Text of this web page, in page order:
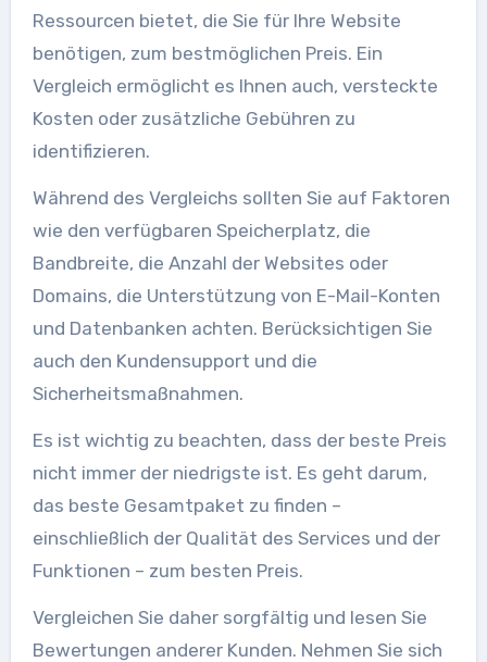
Ressourcen bietet, die Sie für Ihre Website
benötigen, zum bestmöglichen Preis. Ein
Vergleich ermöglicht es Ihnen auch, versteckte
Kosten oder zusätzliche Gebühren zu
identifizieren.
Während des Vergleichs sollten Sie auf Faktoren
wie den verfügbaren Speicherplatz, die
Bandbreite, die Anzahl der Websites oder
Domains, die Unterstützung von E-Mail-Konten
und Datenbanken achten. Berücksichtigen Sie
auch den Kundensupport und die
Sicherheitsmaßnahmen.
Es ist wichtig zu beachten, dass der beste Preis
nicht immer der niedrigste ist. Es geht darum,
das beste Gesamtpaket zu finden –
einschließlich der Qualität des Services und der
Funktionen – zum besten Preis.
Vergleichen Sie daher sorgfältig und lesen Sie
Bewertungen anderer Kunden. Nehmen Sie sich